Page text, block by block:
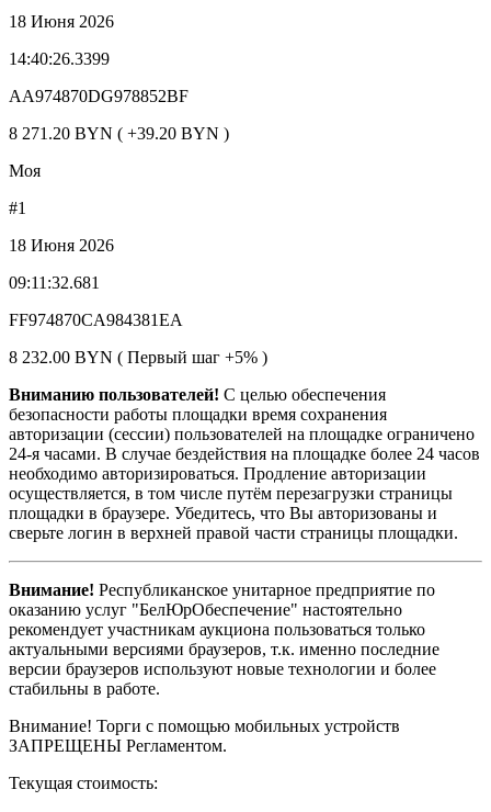
18 Июня 2026
14:40:26.3399
AA974870DG978852BF
8 271.20 BYN ( +39.20 BYN )
Моя
#1
18 Июня 2026
09:11:32.681
FF974870CA984381EA
8 232.00 BYN ( Первый шаг +5% )
Вниманию пользователей! С целью обеспечения
безопасности работы площадки время сохранения
авторизации (сессии) пользователей на площадке ограничено
24-я часами. В случае бездействия на площадке более 24 часов
необходимо авторизироваться. Продление авторизации
осуществляется, в том числе путём перезагрузки страницы
площадки в браузере. Убедитесь, что Вы авторизованы и
сверьте логин в верхней правой части страницы площадки.
Внимание! Республиканское унитарное предприятие по
оказанию услуг "БелЮрОбеспечение" настоятельно
рекомендует участникам аукциона пользоваться только
актуальными версиями браузеров, т.к. именно последние
версии браузеров используют новые технологии и более
стабильны в работе.
Внимание! Торги с помощью мобильных устройств
ЗАПРЕЩЕНЫ Регламентом.
Текущая стоимость: